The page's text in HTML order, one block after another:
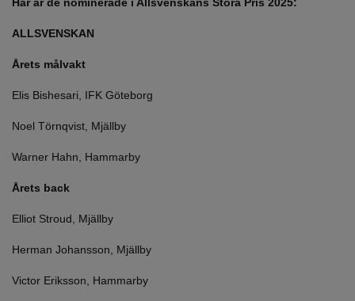
ALLSVENSKAN
Årets målvakt
Elis Bishesari, IFK Göteborg
Noel Törnqvist, Mjällby
Warner Hahn, Hammarby
Årets back
Elliot Stroud, Mjällby
Herman Johansson, Mjällby
Victor Eriksson, Hammarby